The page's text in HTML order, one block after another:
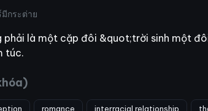
กระต่าย
phải là một cặp đôi &quot;trời sinh một
túc.
romance interracial relationship